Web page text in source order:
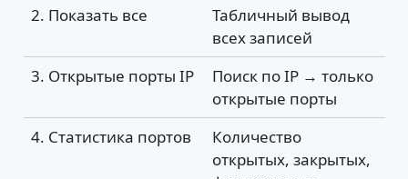
2. Показать все
Табличный вывод
всех записей
3. Открытые порты IP
Поиск по IP → только
открытые порты
4. Статистика портов
Количество
открытых, закрытых,